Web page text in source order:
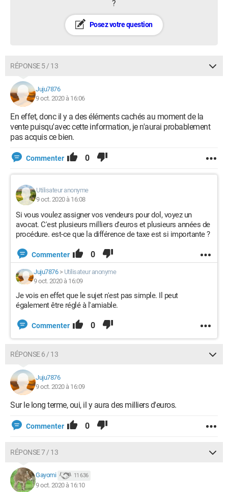
?
Posez votre question
RÉPONSE 5 / 13
Juju7876
9 oct. 2020 à 16:06
En effet, donc il y a des éléments cachés au moment de la
vente puisqu'avec cette information, je n'aurai probablement
pas acquis ce bien.
Commenter 0
Utilisateur anonyme
9 oct. 2020 à 16:08
Si vous voulez assigner vos vendeurs pour dol, voyez un
avocat. C'est plusieurs milliers d'euros et plusieurs années de
procédure. est-ce que la différence de taxe est si importante ?
Commenter 0
Juju7876> Utilisateur anonyme
9 oct. 2020 à 16:09
Je vois en effet que le sujet n'est pas simple. Il peut
également être réglé à l'amiable.
Commenter 0
RÉPONSE 6 / 13
Juju7876
9 oct. 2020 à 16:09
Sur le long terme, oui, il y aura des milliers d'euros.
Commenter 0
RÉPONSE 7 / 13
Gayomi 11 636
9 oct. 2020 à 16:10